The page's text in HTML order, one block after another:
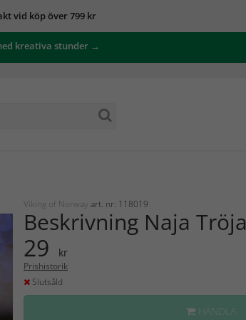
vid köp över 799 kr
kreativa stunder →
Viking of Norway art. nr: 118019
Beskrivning Naja Tröja
29 kr
Prishistorik
Slutsåld
HANDLA